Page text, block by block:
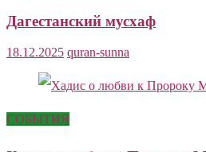
Дагестанский мусхаф
18.12.2025 quran-sunna
СОБЫТИЯ